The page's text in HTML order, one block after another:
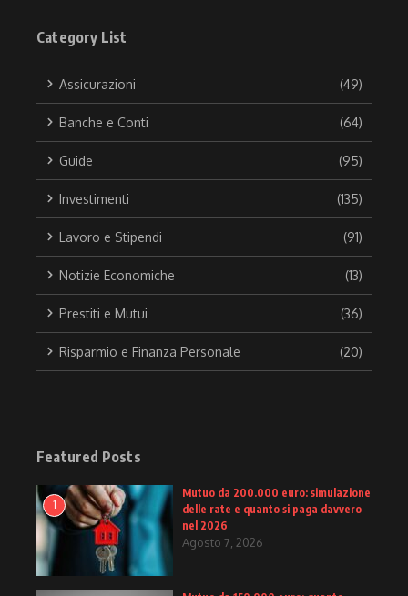
Category List
Assicurazioni (49)
Banche e Conti (64)
Guide (95)
Investimenti (135)
Lavoro e Stipendi (91)
Notizie Economiche (13)
Prestiti e Mutui (36)
Risparmio e Finanza Personale (20)
Featured Posts
1
Mutuo da 200.000 euro: simulazione
delle rate e quanto si paga davvero
nel 2026
Agosto 7, 2026